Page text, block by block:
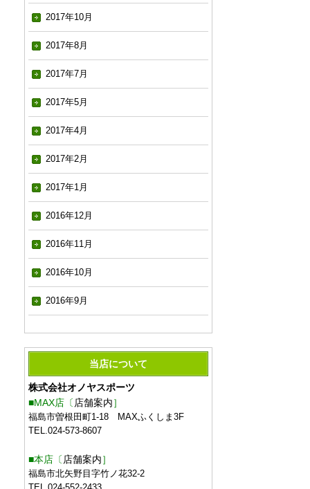
2017年10月
2017年8月
2017年7月
2017年5月
2017年4月
2017年2月
2017年1月
2016年12月
2016年11月
2016年10月
2016年9月
当店について
株式会社オノヤスポーツ
■MAX店〔 店舗案内］
福島市曽根田町1-18 MAXふくしま3F
TEL.024-573-8607
■本店〔 店舗案内］
福島市北矢野目字竹ノ花32-2